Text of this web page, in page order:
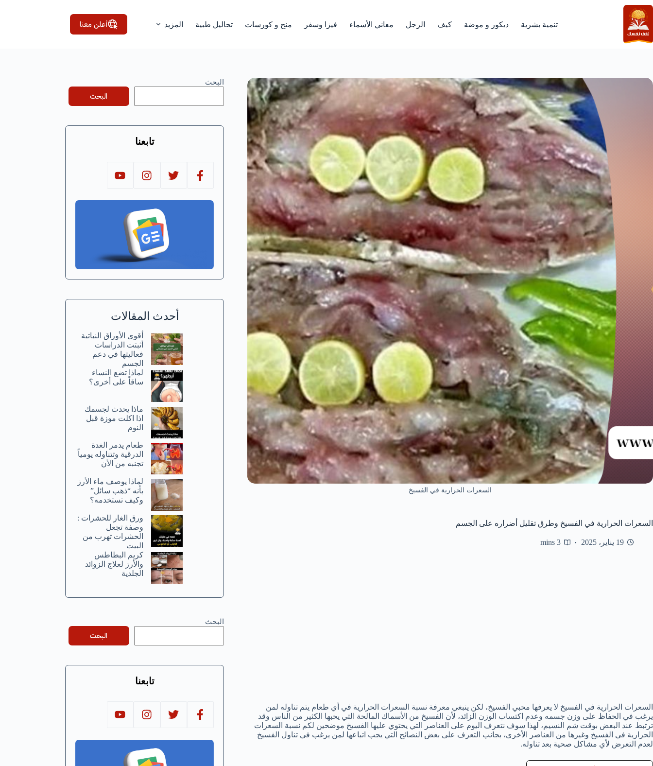
التجاوز
إلى
المحتوى
تنمية بشرية ديكور و موضة كيف الرجل معاني الأسماء فيزا وسفر منح و كورسات تحاليل طبية المزيد أعلن معنا
السعرات الحرارية في الفسيخ
السعرات الحرارية في الفسيخ وطرق تقليل أضراره على الجسم
19 يناير، 2025 3 mins
السعرات الحرارية في الفسيخ لا يعرفها محبي الفسيخ، لكن ينبغي معرفة نسبة السعرات الحرارية في أي طعام يتم تناوله لمن
يرغب في الحفاظ على وزن جسمه وعدم اكتساب الوزن الزائد، لأن الفسيخ من الأسماك المالحة التي يحبها الكثير من الناس وقد
ترتبط عند البعض بوقت شم النسيم، لهذا سوف نتعرف اليوم على العناصر التي يحتوي عليها الفسيخ موضحين لكم نسبة السعرات
الحرارية في الفسيخ وغيرها من العناصر الأخرى، بجانب التعرف على بعض النصائح التي يجب اتباعها لمن يرغب في تناول الفسيخ
لعدم التعرض لأي مشاكل صحية بعد تناوله.
البحث
البحث
تابعنا
أحدث المقالات
أقوى الأوراق النباتية
أثبتت الدراسات
فعاليتها في دعم
الجسم
لماذا تضع النساء
ساقاً على أخرى؟
ماذا يحدث لجسمك
اذا اكلت موزة قبل
النوم
طعام يدمر الغدة
الدرقية وتتناوله يومياً
تجنبه من الأن
لماذا يوصف ماء الأرز
بأنه “ذهب سائل”
وكيف تستخدمه؟
ورق الغار للحشرات :
وصفة تجعل
الحشرات تهرب من
البيت
كريم البطاطس
والأرز لعلاج الزوائد
الجلدية
البحث
البحث
تابعنا